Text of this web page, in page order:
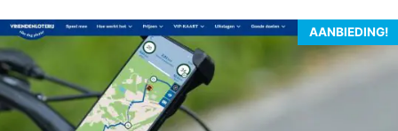
AANBIEDING!